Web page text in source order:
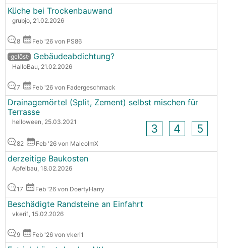
Küche bei Trockenbauwand
grubjo, 21.02.2026
8
Feb '26 von PS86
·gelöst· Gebäudeabdichtung?
HalloBau, 21.02.2026
7 Feb '26 von Fadergeschmack
Drainagemörtel (Split, Zement) selbst mischen für
Terrasse
helloween, 25.03.2021
3 4 5
82 Feb '26 von MalcolmX
derzeitige Baukosten
Apfelbau, 18.02.2026
17 Feb '26 von DoertyHarry
Beschädigte Randsteine an Einfahrt
vkeri1, 15.02.2026
9 Feb '26 von vkeri1